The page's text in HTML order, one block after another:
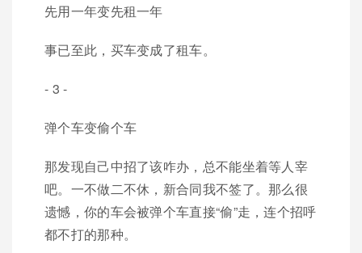
先用一年变先租一年
事已至此，买车变成了租车。
- 3 -
弹个车变偷个车
那发现自己中招了该咋办，总不能坐着等人宰
吧。一不做二不休，新合同我不签了。那么很
遗憾，你的车会被弹个车直接“偷”走，连个招呼
都不打的那种。